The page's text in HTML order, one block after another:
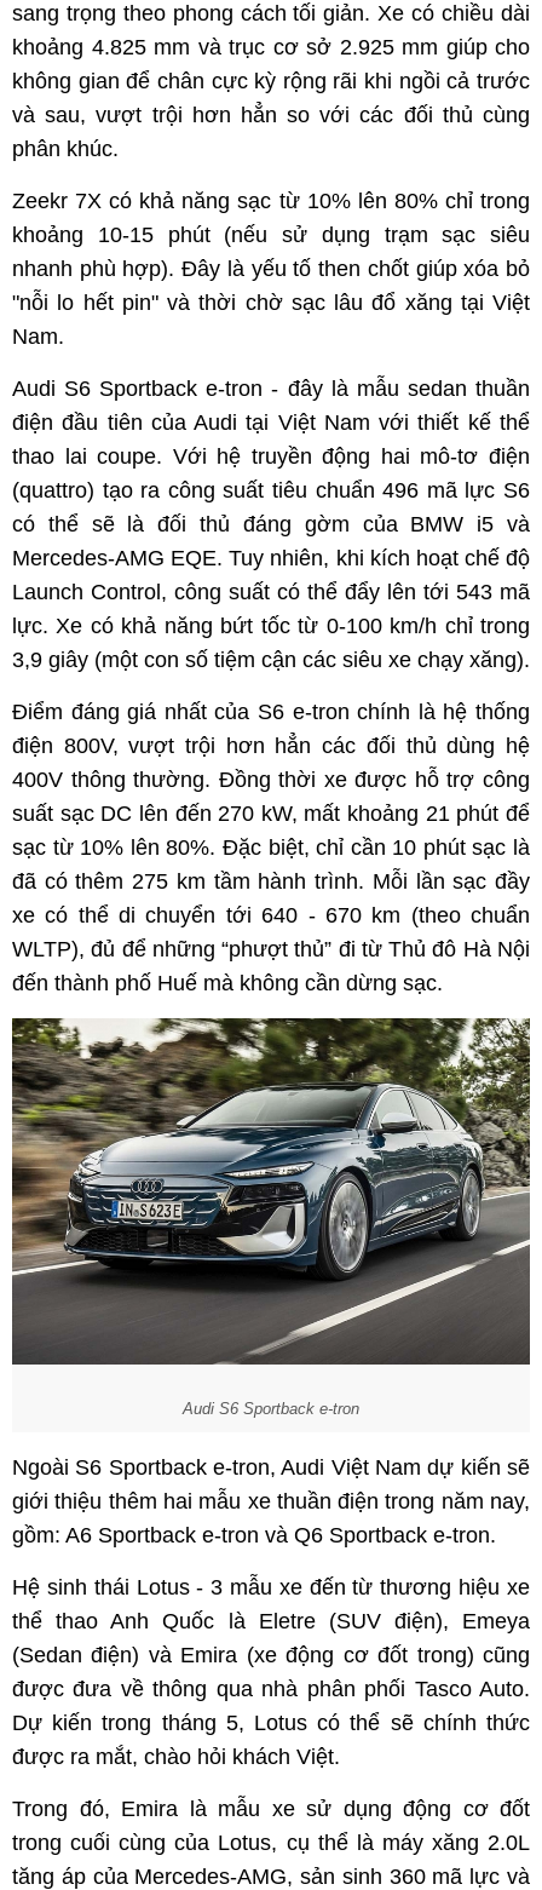
sang trọng theo phong cách tối giản. Xe có chiều dài
khoảng 4.825 mm và trục cơ sở 2.925 mm giúp cho
không gian để chân cực kỳ rộng rãi khi ngồi cả trước
và sau, vượt trội hơn hẳn so với các đối thủ cùng
phân khúc.
Zeekr 7X có khả năng sạc từ 10% lên 80% chỉ trong
khoảng 10-15 phút (nếu sử dụng trạm sạc siêu
nhanh phù hợp). Đây là yếu tố then chốt giúp xóa bỏ
"nỗi lo hết pin" và thời chờ sạc lâu đổ xăng tại Việt
Nam.
Audi S6 Sportback e-tron - đây là mẫu sedan thuần
điện đầu tiên của Audi tại Việt Nam với thiết kế thể
thao lai coupe. Với hệ truyền động hai mô-tơ điện
(quattro) tạo ra công suất tiêu chuẩn 496 mã lực S6
có thể sẽ là đối thủ đáng gờm của BMW i5 và
Mercedes-AMG EQE. Tuy nhiên, khi kích hoạt chế độ
Launch Control, công suất có thể đẩy lên tới 543 mã
lực. Xe có khả năng bứt tốc từ 0-100 km/h chỉ trong
3,9 giây (một con số tiệm cận các siêu xe chạy xăng).
Điểm đáng giá nhất của S6 e-tron chính là hệ thống
điện 800V, vượt trội hơn hẳn các đối thủ dùng hệ
400V thông thường. Đồng thời xe được hỗ trợ công
suất sạc DC lên đến 270 kW, mất khoảng 21 phút để
sạc từ 10% lên 80%. Đặc biệt, chỉ cần 10 phút sạc là
đã có thêm 275 km tầm hành trình. Mỗi lần sạc đầy
xe có thể di chuyển tới 640 - 670 km (theo chuẩn
WLTP), đủ để những “phượt thủ” đi từ Thủ đô Hà Nội
đến thành phố Huế mà không cần dừng sạc.
Audi S6 Sportback e-tron
Ngoài S6 Sportback e-tron, Audi Việt Nam dự kiến sẽ
giới thiệu thêm hai mẫu xe thuần điện trong năm nay,
gồm: A6 Sportback e-tron và Q6 Sportback e-tron.
Hệ sinh thái Lotus - 3 mẫu xe đến từ thương hiệu xe
thể thao Anh Quốc là Eletre (SUV điện), Emeya
(Sedan điện) và Emira (xe động cơ đốt trong) cũng
được đưa về thông qua nhà phân phối Tasco Auto.
Dự kiến trong tháng 5, Lotus có thể sẽ chính thức
được ra mắt, chào hỏi khách Việt.
Trong đó, Emira là mẫu xe sử dụng động cơ đốt
trong cuối cùng của Lotus, cụ thể là máy xăng 2.0L
tăng áp của Mercedes-AMG, sản sinh 360 mã lực và